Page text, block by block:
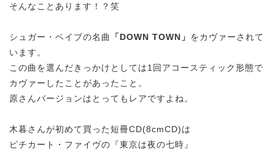
そんなことあります！？笑
シュガー・ベイブの名曲 「DOWN TOWN」 をカヴァーされて
います。
こ の曲を選んだきっかけ としては1回アコースティック形態で
カヴァーしたことがあったこと。
原さんバージョンはとってもレアですよね。
木暮さんが初めて買った短冊CD(8cmCD)は
ピチカート・ファイヴの『東京は夜の七時』